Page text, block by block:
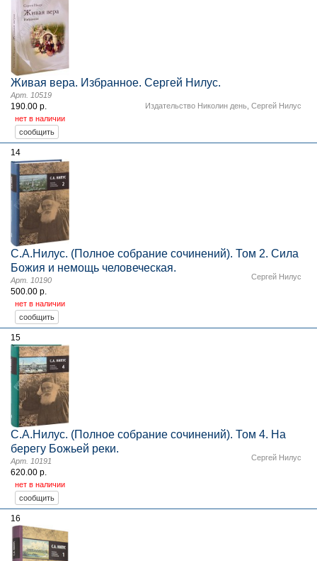
Живая вера. Избранное. Сергей Нилус.
Издательство Николин день Сергей Нилус
Арт. 10519
190.00 р.
нет в наличии
14
С.А.Нилус. (Полное собрание сочинений). Том 2. Сила
Божия и немощь человеческая.
Сергей Нилус
Арт. 10190
500.00 р.
нет в наличии
15
С.А.Нилус. (Полное собрание сочинений). Том 4. На
берегу Божьей реки.
Сергей Нилус
Арт. 10191
620.00 р.
нет в наличии
16